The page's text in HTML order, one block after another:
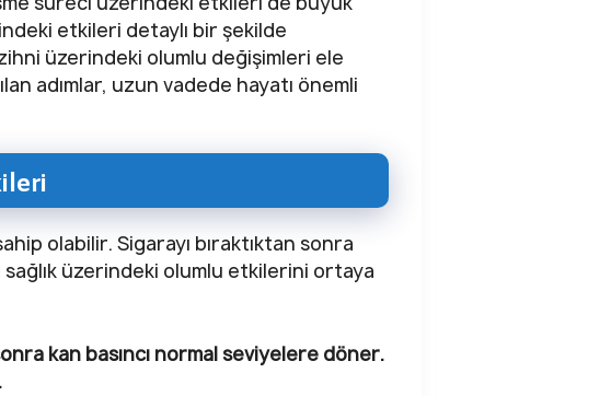
etkileri detaylı bir şekilde
üzerindeki olumlu değişimleri ele
adımlar, uzun vadede hayatı önemli
olabilir. Sigarayı bıraktıktan sonra
üzerindeki olumlu etkilerini ortaya
kan basıncı normal seviyelere döner.